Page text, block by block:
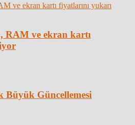
RAM ve ekran kartı
Güncellemesi